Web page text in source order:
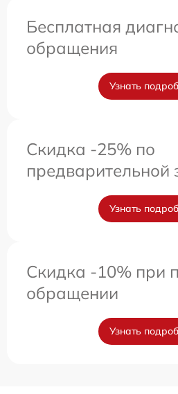
Бесплатная
обращения
Узнать
Скидка -25% по
предварительной
Узнать
Скидка -10% при
обращении
Узнать